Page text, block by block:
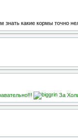
какие кормы точно
За